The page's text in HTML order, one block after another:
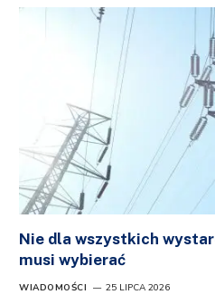
Nie dla wszystkich
musi wybierać
WIADOMOŚCI 25 LIPCA 2026